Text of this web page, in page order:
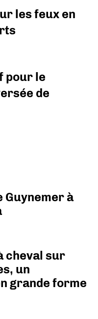
les feux en
pour le
de
Guynemer à
cheval sur
un
grande forme